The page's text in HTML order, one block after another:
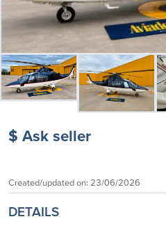
$ Ask seller
Created/updated on: 23/06/2026
DETAILS